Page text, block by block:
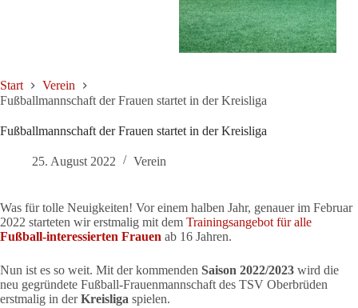
Start
Verein
Fußballmannschaft der Frauen startet in der Kreisliga
Fußballmannschaft der Frauen startet in der Kreisliga
25. August 2022 Verein
Was für tolle Neuigkeiten! Vor einem halben Jahr, genauer im Februar
2022 starteten wir erstmalig mit dem Trainingsangebot für alle
Fußball-interessierten Frauen ab 16 Jahren.
Nun ist es so weit. Mit der kommenden Saison 2022/2023 wird die
neu gegründete Fußball-Frauenmannschaft des TSV Oberbrüden
erstmalig in derKreisliga spielen.